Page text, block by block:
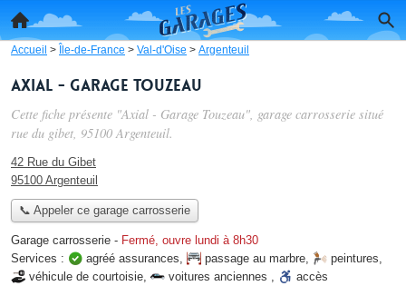
Accueil > Île-de-France > Val-d'Oise > Argenteuil
Axial - Garage Touzeau
Cette fiche présente "Axial - Garage Touzeau", garage carrosserie situé
rue du gibet, 95100 Argenteuil.
42 Rue du Gibet
95100 Argenteuil
📞 Appeler ce garage carrosserie
Garage carrosserie - Fermé, ouvre lundi à 8h30
Services :
agréé assurances, passage au marbre, peintures,
véhicule de courtoisie, voitures anciennes ,
accès